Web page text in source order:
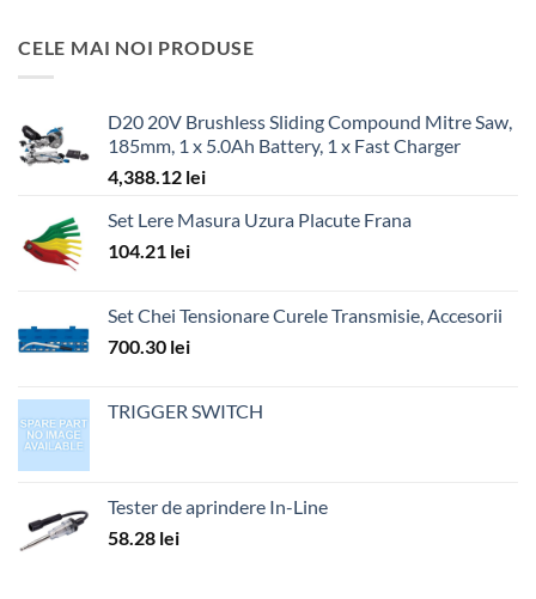
CELE MAI NOI PRODUSE
D20 20V Brushless Sliding Compound Mitre Saw,
185mm, 1 x 5.0Ah Battery, 1 x Fast Charger
4,388.12 lei
Set Lere Masura Uzura Placute Frana
104.21 lei
Set Chei Tensionare Curele Transmisie, Accesorii
700.30 lei
TRIGGER SWITCH
Tester de aprindere In-Line
58.28 lei